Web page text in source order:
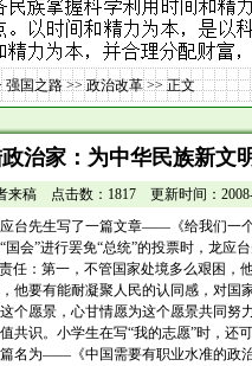
强国之路>>政治改革>> 正文
治家：为中华民族新文
来稿 点击数：1817 更新时间：
台先生写了一篇文章——《给我们一
国会”进行罢免“总统”的投票时，龙
任：第一，不管国家处境多么艰困，
他要有能耐凝聚人民的认同感，对国
个愿景，心甘情愿为这个愿景共同努
共识。小学生在写“我的志愿”时，还
名为——《中国需要有职业水准的政